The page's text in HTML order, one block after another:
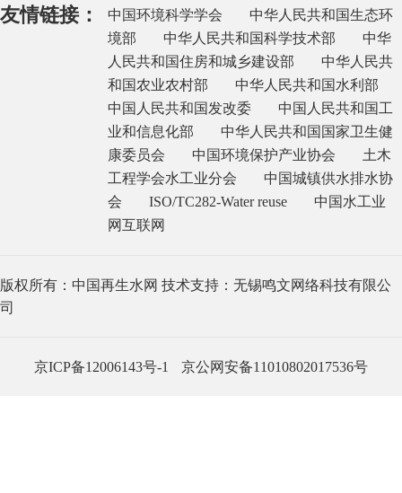
友情链接： 中国环境科学学会
中华人民共和国生态环
境部
中华人民共和国科学技术部
中华
人民共和国住房和城乡建设部
中华人民共
和国农业农村部
中华人民共和国水利部
中国人民共和国发改委
中国人民共和国工
业和信息化部
中华人民共和国国家卫生健
康委员会
中国环境保护产业协会
土木
工程学会水工业分会
中国城镇供水排水协
会
ISO/TC282-Water reuse
中国水工业
网互联网
版权所有：中国再生水网 技术支持：无锡鸣文网络科技有限公
司
京ICP备12006143号-1 京公网安备11010802017536号